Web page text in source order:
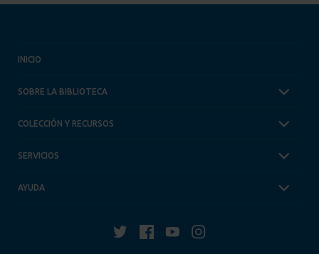
INICIO
SOBRE LA BIBLIOTECA
COLECCIÓN Y RECURSOS
SERVICIOS
AYUDA
Twitter FacebookYouTubeInstagram